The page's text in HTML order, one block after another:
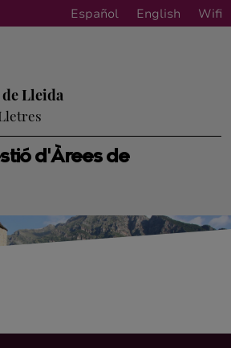
Español English Wifi
d'Àrees de
Lleida